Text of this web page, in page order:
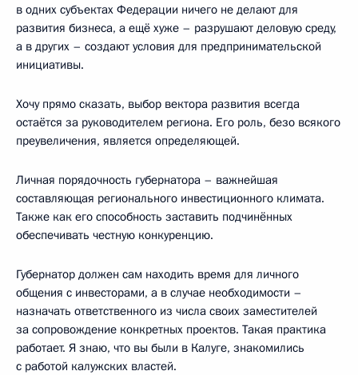
в одних субъектах Федерации ничего не делают для
развития бизнеса, а ещё хуже – разрушают деловую среду,
а в других – создают условия для предпринимательской
инициативы.
Хочу прямо сказать, выбор вектора развития всегда
остаётся за руководителем региона. Его роль, безо всякого
преувеличения, является определяющей.
Личная порядочность губернатора – важнейшая
составляющая регионального инвестиционного климата.
Также как его способность заставить подчинённых
обеспечивать честную конкуренцию.
Губернатор должен сам находить время для личного
общения с инвесторами, а в случае необходимости –
назначать ответственного из числа своих заместителей
за сопровождение конкретных проектов. Такая практика
работает. Я знаю, что вы были в Калуге, знакомились
с работой калужских властей.